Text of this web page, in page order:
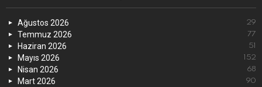
Ağustos 2026 29
Temmuz 2026 77
Haziran 2026 51
Mayıs 2026 152
Nisan 2026 68
Mart 2026 90